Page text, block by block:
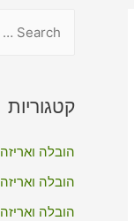
r
h
f
o
קטגוריות
הובלה
הובלה
הובלה